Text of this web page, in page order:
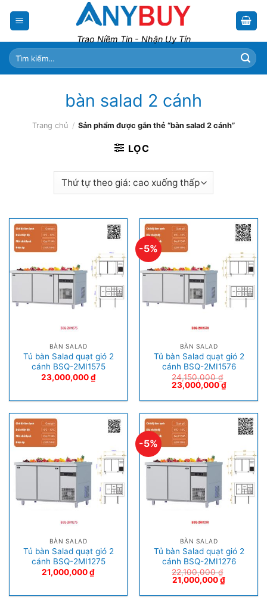
Trao Niềm Tin - Nhận Uy Tín
Tìm
kiếm:
bàn salad 2 cánh
Trang chủ / Sản phẩm được gắn thẻ “bàn salad 2 cánh”
LỌC
BÀN SALAD
Tủ bàn Salad quạt gió 2
cánh BSQ-2MI1575
23,000,000₫
-5%
BÀN SALAD
Tủ bàn Salad quạt gió 2
cánh BSQ-2MI1576
24,150,000₫
23,000,000₫
BÀN SALAD
Tủ bàn Salad quạt gió 2
cánh BSQ-2MI1275
21,000,000₫
-5%
BÀN SALAD
Tủ bàn Salad quạt gió 2
cánh BSQ-2MI1276
22,100,000₫
21,000,000₫